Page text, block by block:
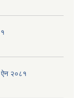
ऐन २०८१